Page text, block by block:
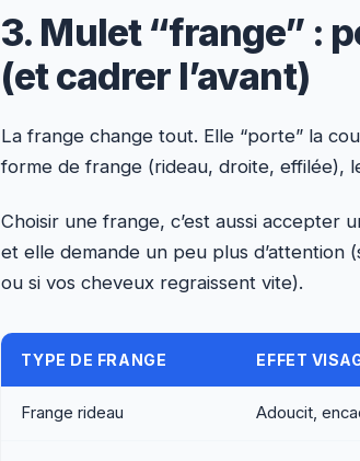
3. Mulet “frange” :
(et cadrer l’avant)
La frange change tout. Elle “porte” la
forme de frange (rideau, droite, effilée),
Choisir une frange, c’est aussi accepter
et elle demande un peu plus d’attention
ou si vos cheveux regraissent vite).
TYPE DE FRANGE EFFET
Frange rideau Adoucit,